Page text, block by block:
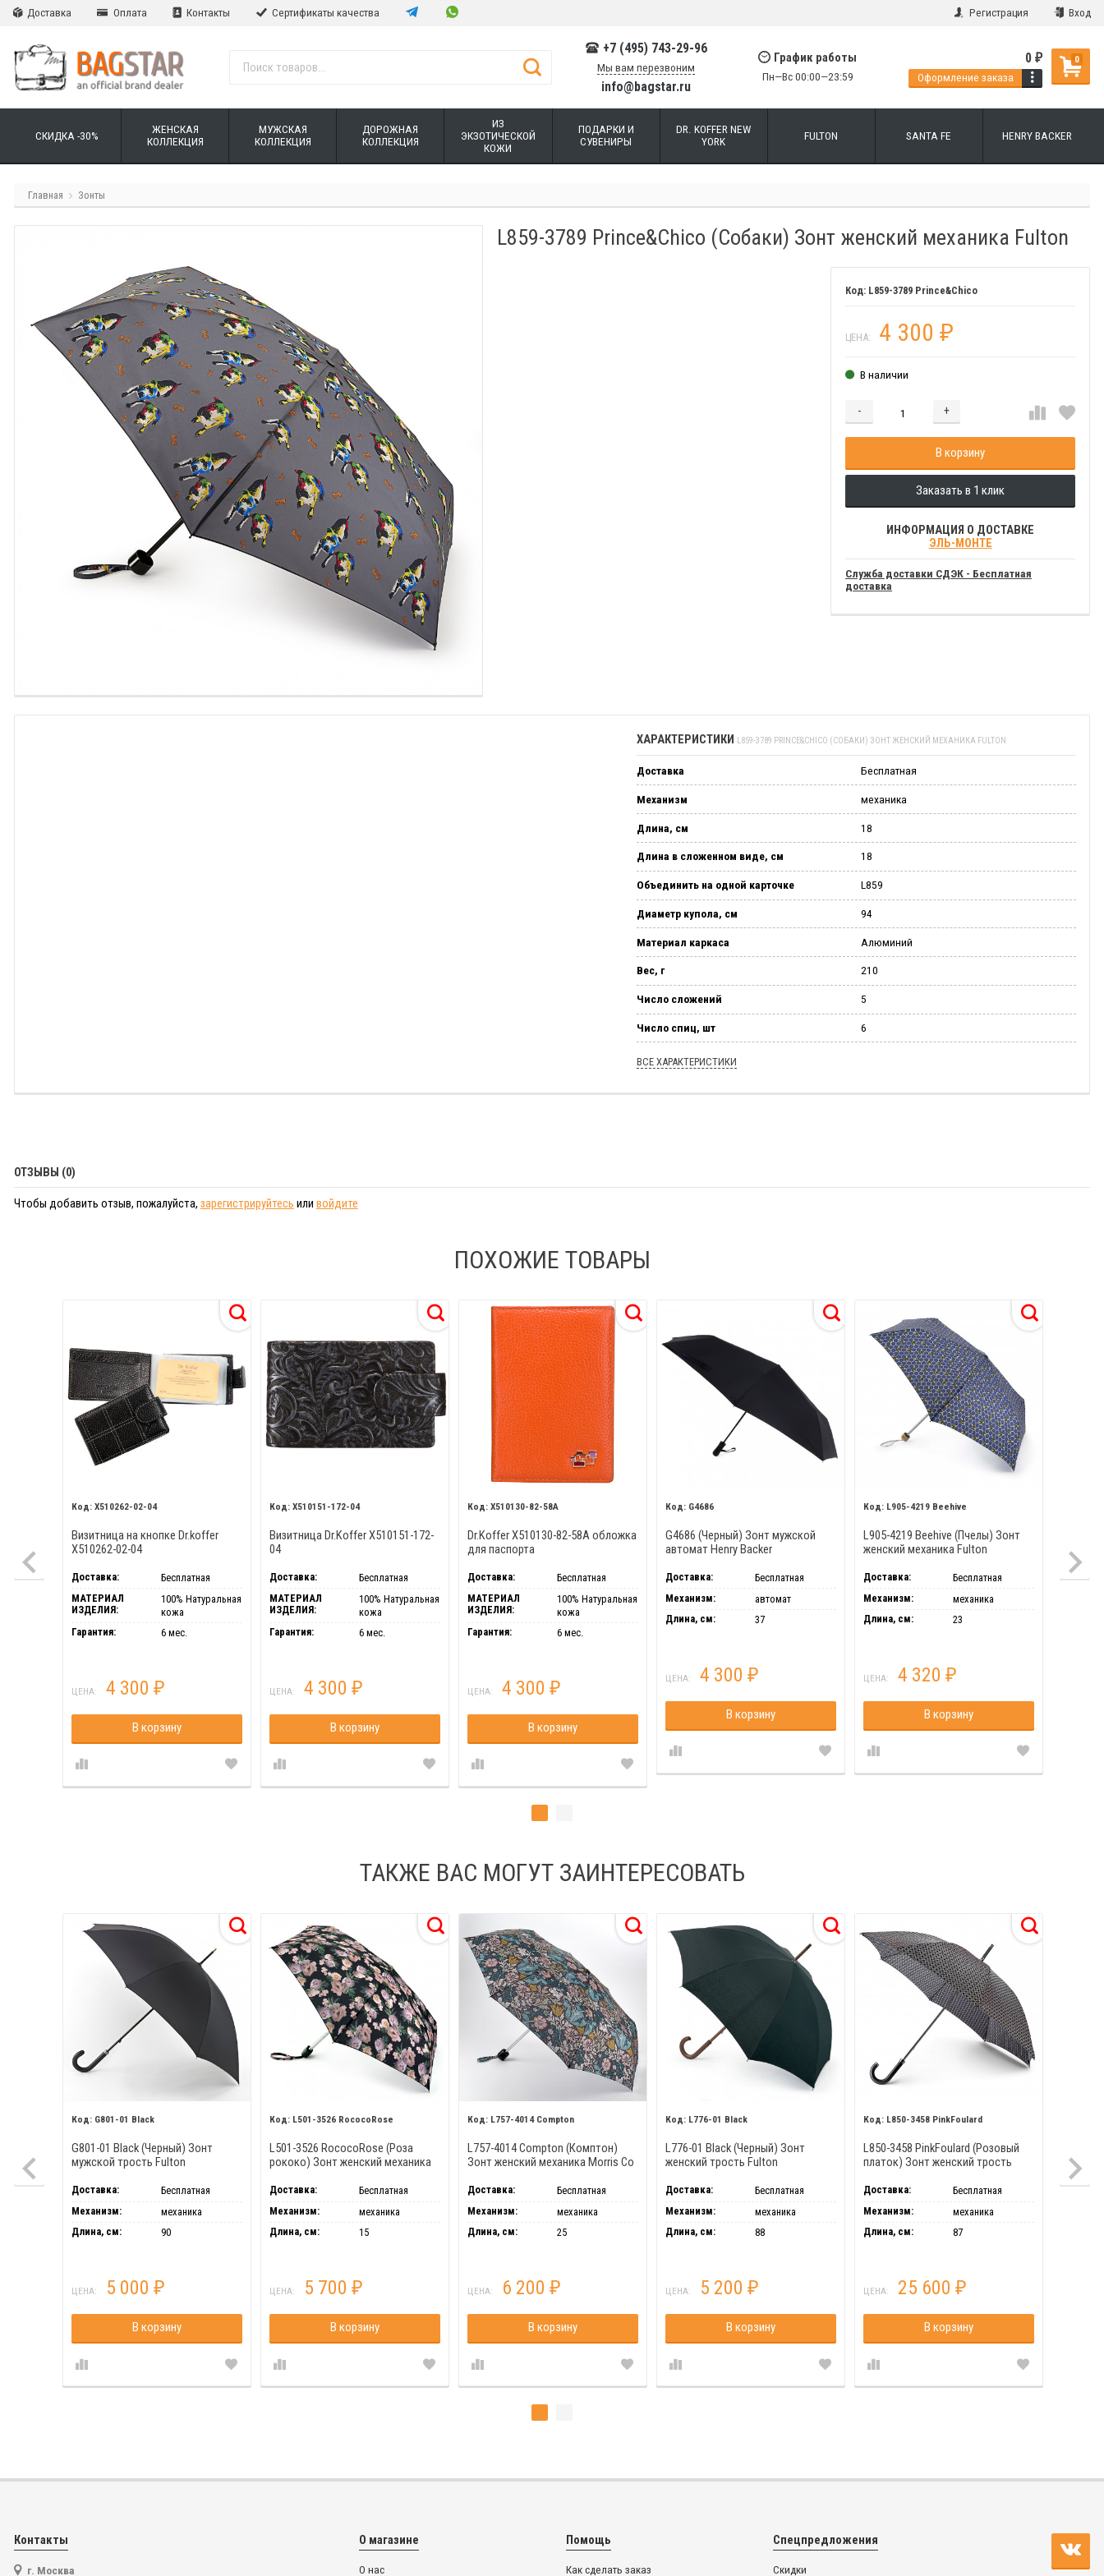
Доставка Оплата Контакты Сертификаты качества Регистрация Вход
+7 (495) 743-29-96
Мы вам перезвоним
info@bagstar.ru
График работы
Пн—Вс 00:00—23:59
0
0₽
Оформление заказа
СКИДКА -30%
ЖЕНСКАЯ
КОЛЛЕКЦИЯ
МУЖСКАЯ
КОЛЛЕКЦИЯ
ДОРОЖНАЯ
КОЛЛЕКЦИЯ
ИЗ
ЭКЗОТИЧЕСКОЙ
КОЖИ
ПОДАРКИ И
СУВЕНИРЫ
DR. KOFFER NEW
YORK
FULTON SANTA FE HENRY BACKER
Главная Зонты
L859-3789 Prince&Chico (Собаки) Зонт женский механика Fulton
L859-3789 Prince&Chico
ЦЕНА: 4 300₽
В наличии
- +
Добавляется...
В корзину
Добавлен
Заказать в 1 клик
ИНФОРМАЦИЯ О ДОСТАВКЕ
ЭЛЬ-МОНТЕ
Служба доставки СДЭК - Бесплатная
доставка
ХАРАКТЕРИСТИКИ L859-3789 PRINCE&CHICO (СОБАКИ) ЗОНТ ЖЕНСКИЙ МЕХАНИКА FULTON
Доставка Бесплатная
Механизм механика
Длина, см 18
Длина в сложенном виде, см 18
Объединить на одной карточке L859
Диаметр купола, см 94
Материал каркаса Алюминий
Вес, г 210
Число сложений 5
Число спиц, шт 6
ВСЕ ХАРАКТЕРИСТИКИ
ОТЗЫВЫ (0)
Чтобы добавить отзыв, пожалуйста, зарегистрируйтесь или войдите
ПОХОЖИЕ ТОВАРЫ
X510262-02-04
Визитница на кнопке Dr.koffer
X510262-02-04
Доставка:
Бесплатная
МАТЕРИАЛ
ИЗДЕЛИЯ:
100% Натуральная
кожа
Гарантия:
6 мес.
ЦЕНА: 4 300 ₽
В корзину
X510151-172-04
Визитница Dr.Koffer X510151-172-
04
Доставка:
Бесплатная
МАТЕРИАЛ
ИЗДЕЛИЯ:
100% Натуральная
кожа
Гарантия:
6 мес.
ЦЕНА: 4 300 ₽
В корзину
X510130-82-58A
Dr.Koffer X510130-82-58A обложка
для паспорта
Доставка:
Бесплатная
МАТЕРИАЛ
ИЗДЕЛИЯ:
100% Натуральная
кожа
Гарантия:
6 мес.
ЦЕНА: 4 300 ₽
В корзину
G4686
G4686 (Черный) Зонт мужской
автомат Henry Backer
Доставка:
Бесплатная
Механизм:
автомат
Длина, см:
37
ЦЕНА: 4 300 ₽
В корзину
L905-4219 Beehive
L905-4219 Beehive (Пчелы) Зонт
женский механика Fulton
Доставка:
Бесплатная
Механизм:
механика
Длина, см:
23
ЦЕНА: 4 320 ₽
В корзину
ТАКЖЕ ВАС МОГУТ ЗАИНТЕРЕСОВАТЬ
G801-01 Black
G801-01 Black (Черный) Зонт
мужской трость Fulton
Доставка:
Бесплатная
Механизм:
механика
Длина, см:
90
ЦЕНА: 5 000 ₽
В корзину
L501-3526 RococoRose
L501-3526 RococoRose (Роза
рококо) Зонт женский механика
Доставка:
Бесплатная
Механизм:
механика
Длина, см:
15
ЦЕНА: 5 700 ₽
В корзину
L757-4014 Compton
L757-4014 Compton (Комптон)
Зонт женский механика Morris Co
Доставка:
Бесплатная
Механизм:
механика
Длина, см:
25
ЦЕНА: 6 200 ₽
В корзину
L776-01 Black
L776-01 Black (Черный) Зонт
женский трость Fulton
Доставка:
Бесплатная
Механизм:
механика
Длина, см:
88
ЦЕНА: 5 200 ₽
В корзину
L850-3458 PinkFoulard
L850-3458 PinkFoulard (Розовый
платок) Зонт женский трость
Доставка:
Бесплатная
Механизм:
механика
Длина, см:
87
ЦЕНА: 25 600 ₽
В корзину
Контакты
г. Москва
О магазине
О нас
Помощь
Как сделать заказ
Спецпредложения
Скидки